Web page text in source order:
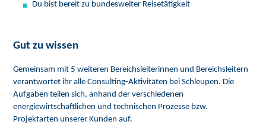
Du bist bereit zu bundesweiter Reisetätigkeit
Gut zu wissen
Gemeinsam mit 5 weiteren Bereichsleiterinnen und Bereichsleitern
verantwortet ihr alle Consulting-Aktivitäten bei Schleupen. Die
Aufgaben teilen sich, anhand der verschiedenen
energiewirtschaftlichen und technischen Prozesse bzw.
Projektarten unserer Kunden auf.